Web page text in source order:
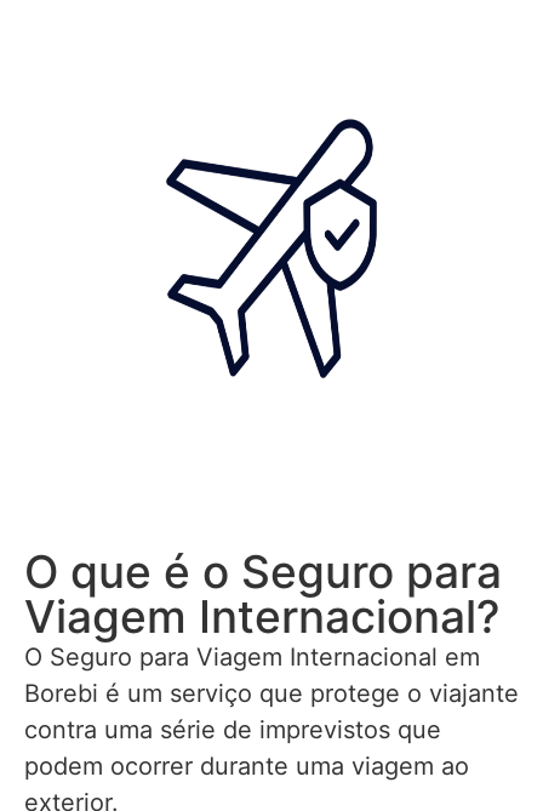
O que é o Seguro para
Viagem Internacional?
O Seguro para Viagem Internacional em
Borebi é um serviço que protege o viajante
contra uma série de imprevistos que
podem ocorrer durante uma viagem ao
exterior.